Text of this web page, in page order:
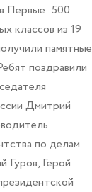
Первые: 500
классов из 19
памятные
поздравили
Дмитрий
по делам
Гуров, Герой